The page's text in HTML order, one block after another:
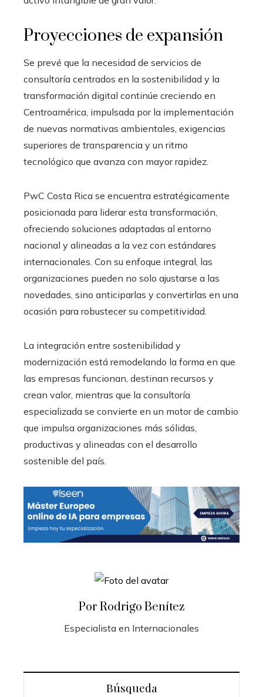
Proyecciones de expansión
Se prevé que la necesidad de servicios de
consultoría centrados en la sostenibilidad y la
transformación digital continúe creciendo en
Centroamérica, impulsada por la implementación
de nuevas normativas ambientales, exigencias
superiores de transparencia y un ritmo
tecnológico que avanza con mayor rapidez.
PwC Costa Rica se encuentra estratégicamente
posicionada para liderar esta transformación,
ofreciendo soluciones adaptadas al entorno
nacional y alineadas a la vez con estándares
internacionales. Con su enfoque integral, las
organizaciones pueden no solo ajustarse a las
novedades, sino anticiparlas y convertirlas en una
ocasión para robustecer su competitividad.
La integración entre sostenibilidad y
modernización está remodelando la forma en que
las empresas funcionan, destinan recursos y
crean valor, mientras que la consultoría
especializada se convierte en un motor de cambio
que impulsa organizaciones más sólidas,
productivas y alineadas con el desarrollo
sostenible del país.
Por Rodrigo Benítez
Especialista en Internacionales
Búsqueda